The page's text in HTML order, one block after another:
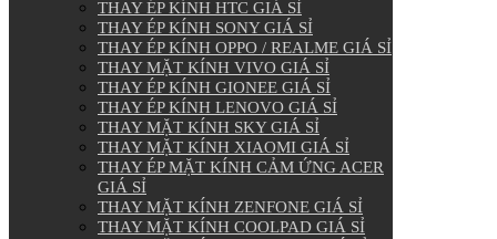
THAY ÉP KÍNH HTC GIÁ SỈ
THAY ÉP KÍNH SONY GIÁ SỈ
THAY ÉP KÍNH OPPO / REALME GIÁ SỈ
THAY MẶT KÍNH VIVO GIÁ SỈ
THAY ÉP KÍNH GIONEE GIÁ SỈ
THAY ÉP KÍNH LENOVO GIÁ SỈ
THAY MẶT KÍNH SKY GIÁ SỈ
THAY MẶT KÍNH XIAOMI GIÁ SỈ
THAY ÉP MẶT KÍNH CẢM ỨNG ACER
GIÁ SỈ
THAY MẶT KÍNH ZENFONE GIÁ SỈ
THAY MẶT KÍNH COOLPAD GIÁ SỈ